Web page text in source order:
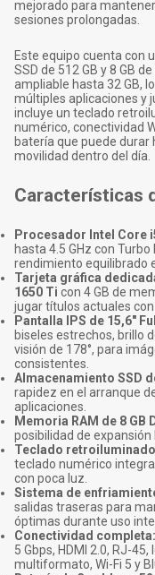
mejorado para
sesiones prolongadas.
Este equipo cuenta con
SSD de 512 GB y 8 GB
ampliable hasta 32 GB,
múltiples aplicaciones y
incluye un teclado
numérico, conectividad
batería que puede durar
movilidad dentro del día.
Características
Procesador Intel Core
hasta 4.5 GHz con
rendimiento equilibrado
Tarjeta gráfica
1650 Ti con 4 GB de
jugar títulos actuales
Pantalla IPS de 15,6"
biseles estrechos, brillo
visión de 178°, para
consistentes.
Almacenamiento SSD
rapidez en el arranque
aplicaciones.
Memoria RAM de 8 GB
posibilidad de expansión
Teclado
teclado numérico
con poca luz.
Sistema de
salidas traseras para
óptimas durante uso
Conectividad completa:
5 Gbps, HDMI 2.0, RJ-
multiformato, Wi-Fi 5 y